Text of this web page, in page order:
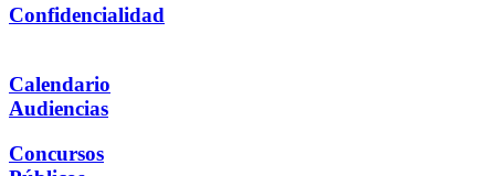
Confidencialidad
Calendario
Audiencias
Concursos